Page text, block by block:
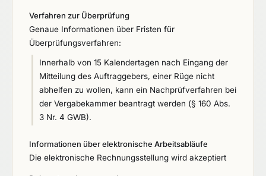
Verfahren zur Überprüfung
Genaue Informationen über Fristen für
Überprüfungsverfahren:
Innerhalb von 15 Kalendertagen nach Eingang der
Mitteilung des Auftraggebers, einer Rüge nicht
abhelfen zu wollen, kann ein Nachprüfverfahren bei
der Vergabekammer beantragt werden (§ 160 Abs.
3 Nr. 4 GWB).
Informationen über elektronische Arbeitsabläufe
Die elektronische Rechnungsstellung wird akzeptiert